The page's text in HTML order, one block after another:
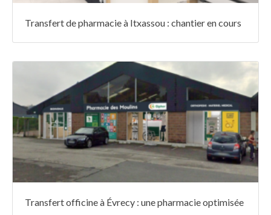
Transfert de pharmacie à Itxassou : chantier en cours
Transfert officine à Évrecy : une pharmacie optimisée